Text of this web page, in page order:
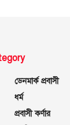
ডেনমার্ক প্রবাসী
ধর্ম
প্রবাসী কর্ণার